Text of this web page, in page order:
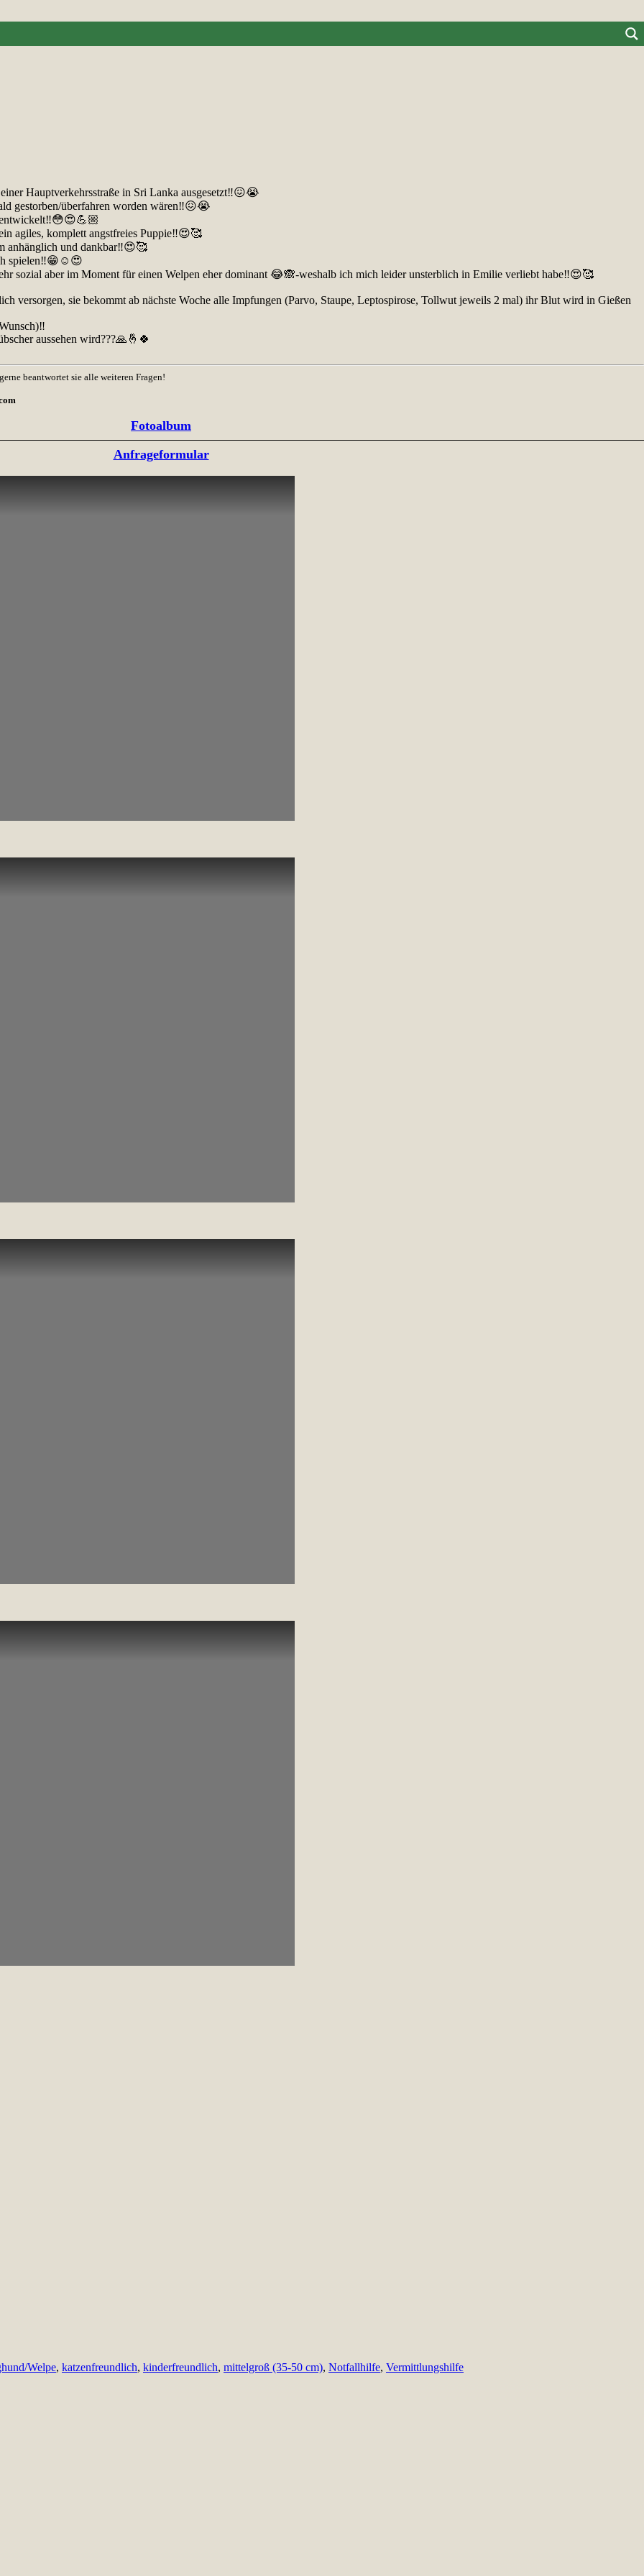
Hauptverkehrsstraße in Sri Lanka ausgesetzt‼️😖😭
gestorben/überfahren worden wären‼️😖😭
entwickelt‼️😳😍💪🏼
agiles, komplett angstfreies Puppie‼️😍🥰
anhänglich und dankbar‼️😍🥰
spielen‼️😁☺️😍
sozial aber im Moment für einen Welpen eher dominant 😂🙈-weshalb ich mich leider unsterblich in Emilie verliebt habe‼️😍🥰
versorgen, sie bekommt ab nächste Woche alle Impfungen (Parvo, Staupe, Leptospirose, Tollwut jeweils 2 mal) ihr Blut wird in Gießen
aussehen wird???🙏🤞🍀
beantwortet sie alle weiteren Fragen!
Fotoalbum
Anfrageformular
Welpe, katzenfreundlich, kinderfreundlich, mittelgroß (35-50 cm), Notfallhilfe, Vermittlungshilfe